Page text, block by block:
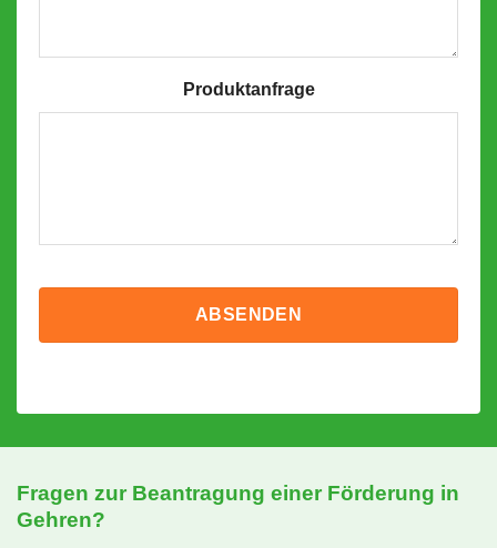
Produktanfrage
Fragen zur Beantragung einer Förderung in
Gehren?